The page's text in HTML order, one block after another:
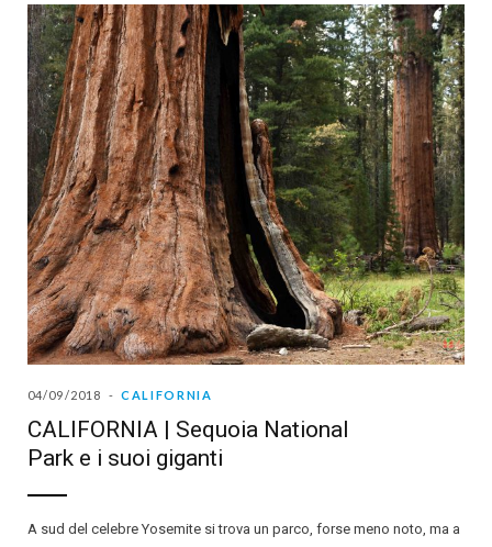
04/09/2018 CALIFORNIA
CALIFORNIA | Sequoia National
Park e i suoi giganti
A sud del celebre Yosemite si trova un parco, forse meno noto, ma a